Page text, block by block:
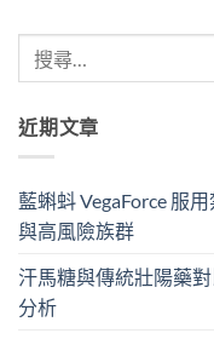
近期文章
藍蝌蚪 VegaForce 服
與高風險族群
汗馬糖與傳統壯陽藥
分析